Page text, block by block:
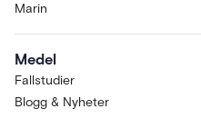
Marin
Medel
Fallstudier
Blogg & Nyheter